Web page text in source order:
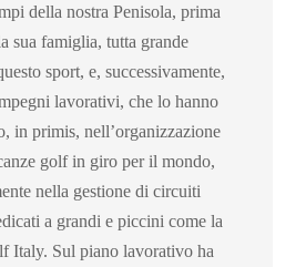
della nostra Penisola, prima
sua famiglia, tutta grande
sport, e, successivamente,
lavorativi, che lo hanno
in primis, nell’organizzazione
golf in giro per il mondo,
nella gestione di circuiti
a grandi e piccini come la
Italy. Sul piano lavorativo ha